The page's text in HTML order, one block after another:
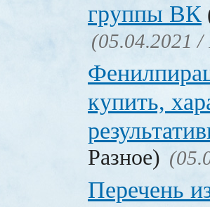
группы ВК
(05.04.2021 /
купить,
Разное)
Перечень